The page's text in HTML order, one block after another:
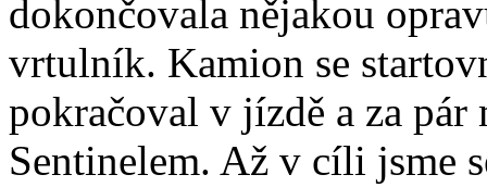
dokončovala nějakou
vrtulník. Kamion se
pokračoval v jízdě a za
Sentinelem. Až v cíli jsme